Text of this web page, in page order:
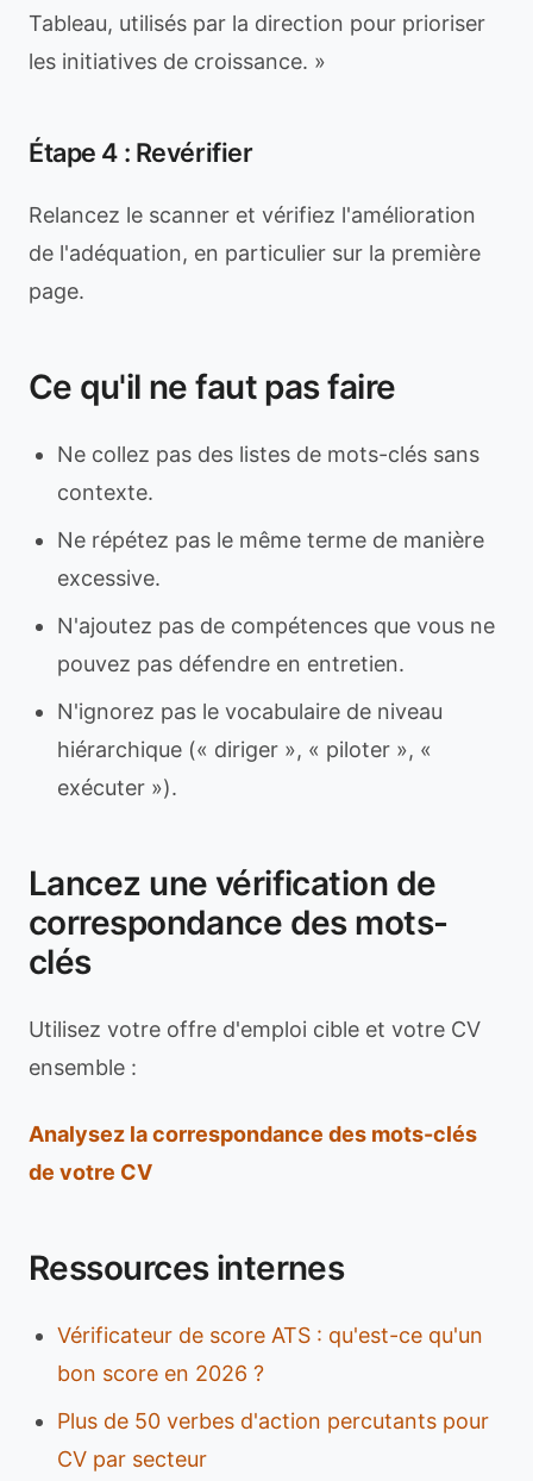
Tableau, utilisés par la direction pour prioriser
les initiatives de croissance. »
Étape 4 : Revérifier
Relancez le scanner et vérifiez l'amélioration
de l'adéquation, en particulier sur la première
page.
Ce qu'il ne faut pas faire
Ne collez pas des listes de mots-clés sans
contexte.
Ne répétez pas le même terme de manière
excessive.
N'ajoutez pas de compétences que vous ne
pouvez pas défendre en entretien.
N'ignorez pas le vocabulaire de niveau
hiérarchique (« diriger », « piloter », «
exécuter »).
Lancez une vérification de
correspondance des mots-
clés
Utilisez votre offre d'emploi cible et votre CV
ensemble :
Analysez la correspondance des mots-clés
de votre CV
Ressources internes
Vérificateur de score ATS : qu'est-ce qu'un
bon score en 2026 ?
Plus de 50 verbes d'action percutants pour
CV par secteur